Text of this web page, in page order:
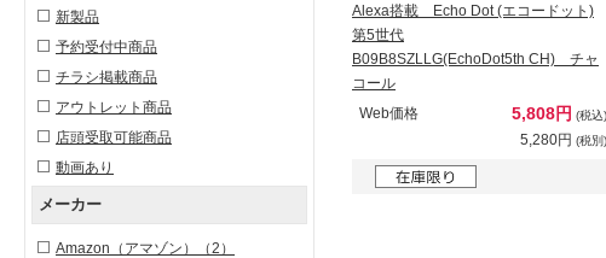
新製品
予約受付中商品
チラシ掲載商品
アウトレット商品
店頭受取可能商品
動画あり
メーカー
Amazon（アマゾン） （2）
Alexa搭載 Echo Dot (エコードット)
第5世代
B09B8SZLLG(EchoDot5th CH) チャ
コール
Web価格
5,808円 (税込)
5,280円 (税別)